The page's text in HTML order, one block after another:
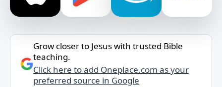
Grow closer to Jesus with trusted Bible
teaching.
Click here to add Oneplace.com as your
preferred source in Google